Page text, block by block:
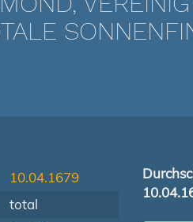
10.04.1679
total